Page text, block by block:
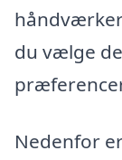
du vælge
Nedenfor